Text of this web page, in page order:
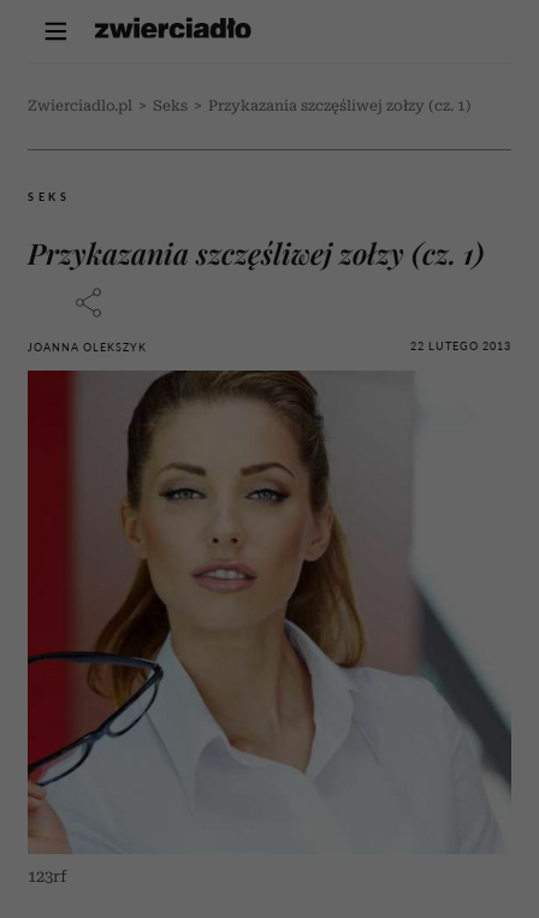
Zwierciadlo.pl > Seks > Przykazania szczęśliwej zołzy (cz. 1)
SEKS
Przykazania szczęśliwej zołzy (cz. 1)
JOANNA OLEKSZYK 22 LUTEGO 2013
123rf